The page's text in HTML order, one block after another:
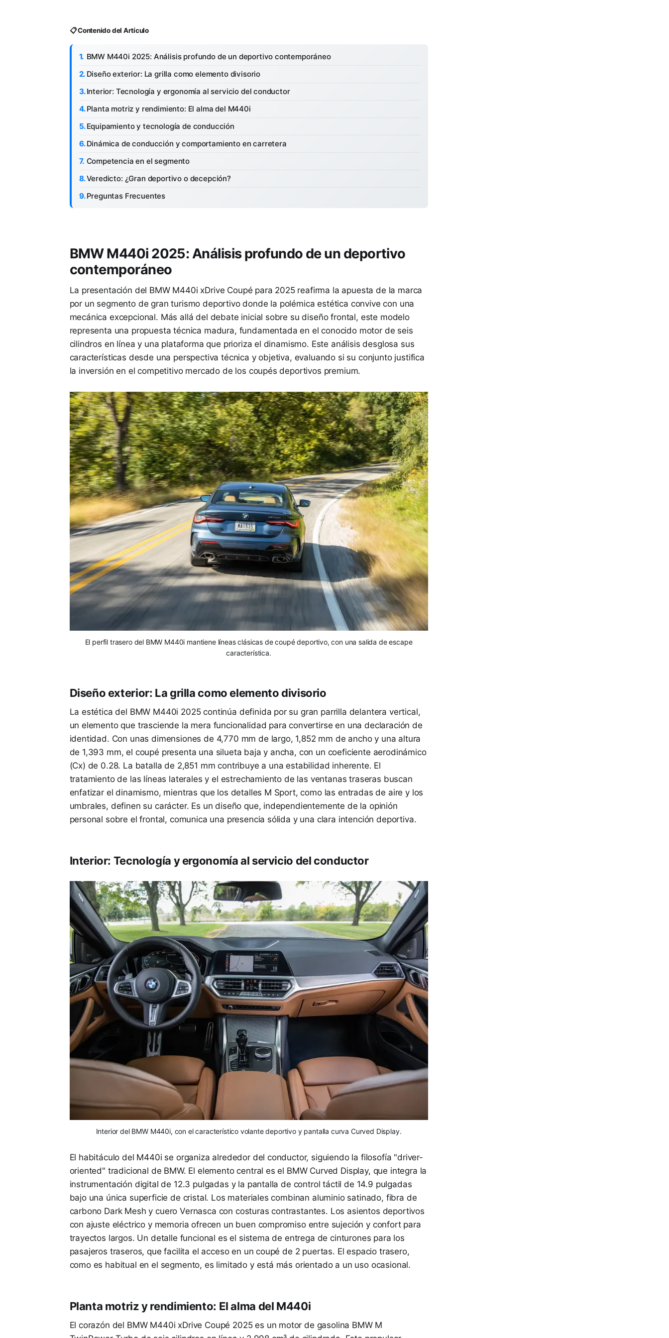
📋 Contenido del Artículo
BMW M440i 2025: Análisis profundo de un deportivo contemporáneo
Diseño exterior: La grilla como elemento divisorio
Interior: Tecnología y ergonomía al servicio del conductor
Planta motriz y rendimiento: El alma del M440i
Equipamiento y tecnología de conducción
Dinámica de conducción y comportamiento en carretera
Competencia en el segmento
Veredicto: ¿Gran deportivo o decepción?
Preguntas Frecuentes
BMW M440i 2025: Análisis profundo de un deportivo
contemporáneo
La presentación del BMW M440i xDrive Coupé para 2025 reafirma la apuesta de la marca
por un segmento de gran turismo deportivo donde la polémica estética convive con una
mecánica excepcional. Más allá del debate inicial sobre su diseño frontal, este modelo
representa una propuesta técnica madura, fundamentada en el conocido motor de seis
cilindros en línea y una plataforma que prioriza el dinamismo. Este análisis desglosa sus
características desde una perspectiva técnica y objetiva, evaluando si su conjunto justifica
la inversión en el competitivo mercado de los coupés deportivos premium.
El perfil trasero del BMW M440i mantiene líneas clásicas de coupé deportivo, con una salida de escape
característica.
Diseño exterior: La grilla como elemento divisorio
La estética del BMW M440i 2025 continúa definida por su gran parrilla delantera vertical,
un elemento que trasciende la mera funcionalidad para convertirse en una declaración de
identidad. Con unas dimensiones de 4,770 mm de largo, 1,852 mm de ancho y una altura
de 1,393 mm, el coupé presenta una silueta baja y ancha, con un coeficiente aerodinámico
(Cx) de 0.28. La batalla de 2,851 mm contribuye a una estabilidad inherente. El
tratamiento de las líneas laterales y el estrechamiento de las ventanas traseras buscan
enfatizar el dinamismo, mientras que los detalles M Sport, como las entradas de aire y los
umbrales, definen su carácter. Es un diseño que, independientemente de la opinión
personal sobre el frontal, comunica una presencia sólida y una clara intención deportiva.
Interior: Tecnología y ergonomía al servicio del conductor
Interior del BMW M440i, con el característico volante deportivo y pantalla curva Curved Display.
El habitáculo del M440i se organiza alrededor del conductor, siguiendo la filosofía "driver-
oriented" tradicional de BMW. El elemento central es el BMW Curved Display, que integra la
instrumentación digital de 12.3 pulgadas y la pantalla de control táctil de 14.9 pulgadas
bajo una única superficie de cristal. Los materiales combinan aluminio satinado, fibra de
carbono Dark Mesh y cuero Vernasca con costuras contrastantes. Los asientos deportivos
con ajuste eléctrico y memoria ofrecen un buen compromiso entre sujeción y confort para
trayectos largos. Un detalle funcional es el sistema de entrega de cinturones para los
pasajeros traseros, que facilita el acceso en un coupé de 2 puertas. El espacio trasero,
como es habitual en el segmento, es limitado y está más orientado a un uso ocasional.
Planta motriz y rendimiento: El alma del M440i
El corazón del BMW M440i xDrive Coupé 2025 es un motor de gasolina BMW M